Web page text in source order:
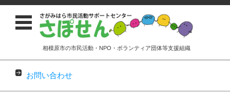
相模原市の市民活動・NPO・ボランティア団体等支援組織
お問い合わせ